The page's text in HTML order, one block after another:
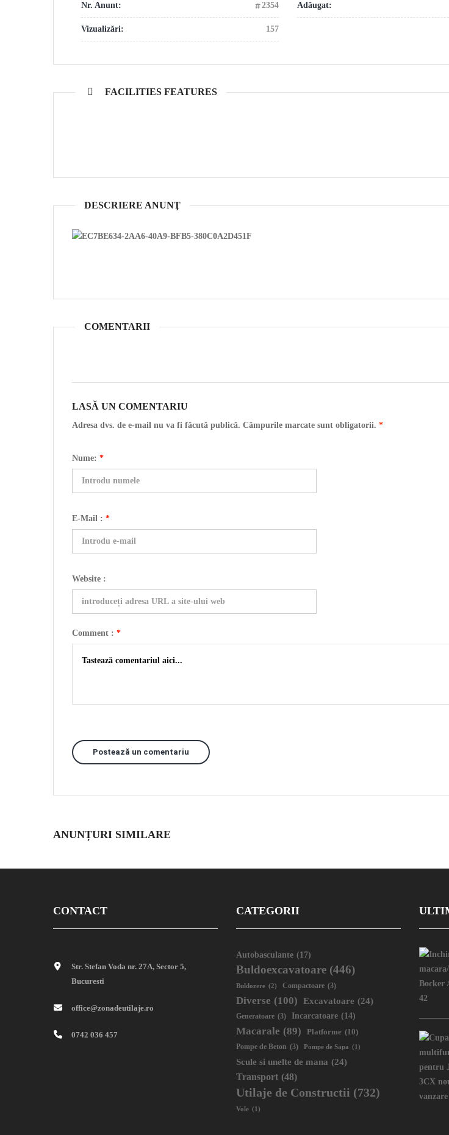
Nr. Anunt: 2354 Adăugat:
Vizualizări: 157
FACILITIES FEATURES
DESCRIERE ANUNŢ
COMENTARII
LASĂ UN COMENTARIU
Adresa dvs. de e-mail nu va fi făcută publică. Câmpurile marcate sunt obligatorii. *
Nume: *
E-Mail : *
Website :
Comment : *
Postează un comentariu
ANUNȚURI SIMILARE
CONTACT
Str. Stefan Voda nr. 27A, Sector 5,
Bucuresti
office@zonadeutilaje.ro
0742 036 457
CATEGORII
Autobasculante (17)
Buldoexcavatoare (446)
Buldozere (2) Compactoare (3)
Diverse (100) Excavatoare (24)
Generatoare (3) Incarcatoare (14)
Macarale (89) Platforme (10)
Pompe de Beton (3) Pompe de Sapa (1)
Scule si unelte de mana (24)
Transport (48)
Utilaje de Constructii (732)
Vole (1)